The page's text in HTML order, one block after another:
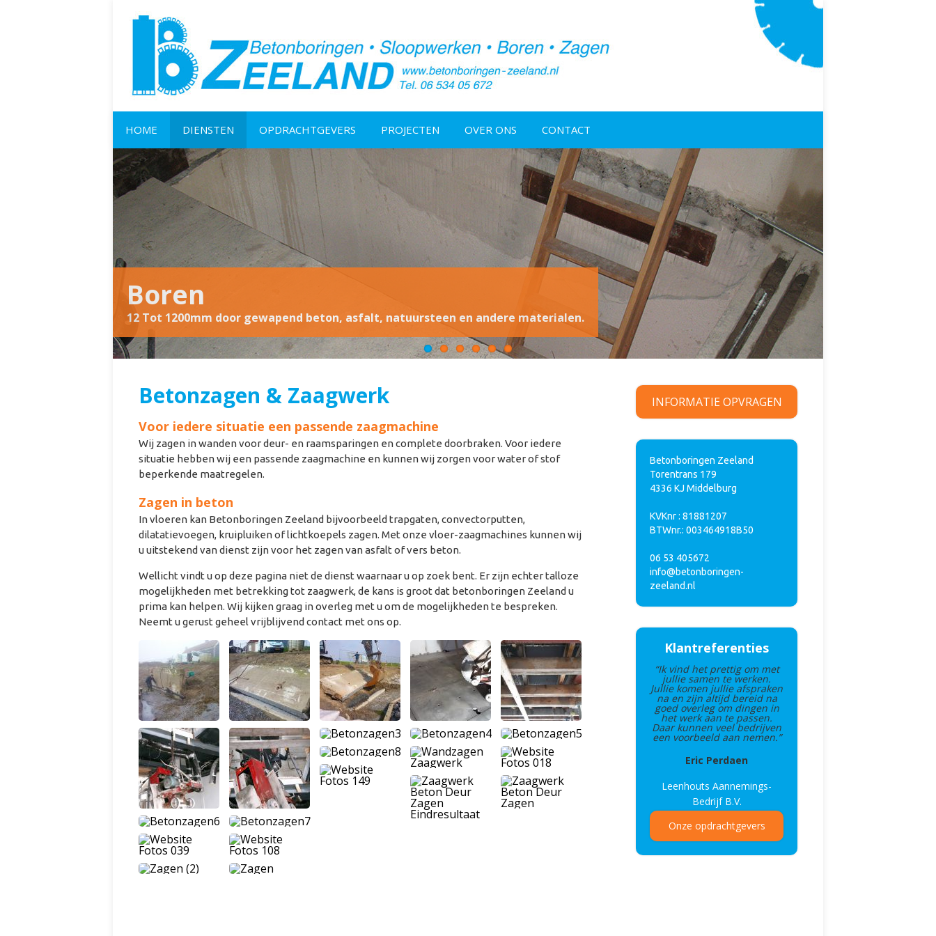
HOME DIENSTEN
Betonboringen
Open haard en afzuigkap
Renovatiekokers
Trapgaten maken
Pneumatisch boren
Betonzagen
Vloerverwarming
Hak en breekwerk
Sloop & grondwerken
Staalconstructies
OPDRACHTGEVERS PROJECTEN OVER ONS CONTACT
Boren
12 Tot 1200mm door gewapend beton, asfalt, natuursteen en andere materialen.
Betonzagen & Zaagwerk
Voor iedere situatie een passende zaagmachine
Wij zagen in wanden voor deur- en raamsparingen en complete doorbraken. Voor iedere
situatie hebben wij een passende zaagmachine en kunnen wij zorgen voor water of stof
beperkende maatregelen.
Zagen in beton
In vloeren kan Betonboringen Zeeland bijvoorbeeld trapgaten, convectorputten,
dilatatievoegen, kruipluiken of lichtkoepels zagen. Met onze vloer-zaagmachines kunnen wij
u uitstekend van dienst zijn voor het zagen van asfalt of vers beton.
Wellicht vindt u op deze pagina niet de dienst waarnaar u op zoek bent. Er zijn echter talloze
mogelijkheden met betrekking tot zaagwerk, de kans is groot dat betonboringen Zeeland u
prima kan helpen. Wij kijken graag in overleg met u om de mogelijkheden te bespreken.
Neemt u gerust geheel vrijblijvend contact met ons op.
INFORMATIE OPVRAGEN
Betonboringen Zeeland
Torentrans 179
4336 KJ Middelburg
KVKnr : 81881207
BTWnr.: 003464918B50
06 53 405672
info@betonboringen-
zeeland.nl
Klantreferenties
“Ik vind het prettig om met
jullie samen te werken.
Jullie komen jullie afspraken
na en zijn altijd bereid na
goed overleg om dingen in
het werk aan te passen.
Daar kunnen veel bedrijven
een voorbeeld aan nemen.”
Eric Perdaen
Leenhouts Aannemings-
Bedrijf B.V.
Onze opdrachtgevers